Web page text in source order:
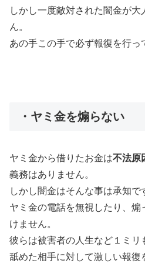
しかし一度敵対された闇金が
ん。
あの手この手で必ず報復を行っ
・ヤミ金を煽らない
ヤミ金から借りたお金は不法原
義務はありません。
しかし闇金はそんな事は承知で
ヤミ金の電話を無視したり、
けません。
彼らは被害者の人生など１ミリ
舐めた相手に対して激しい報復